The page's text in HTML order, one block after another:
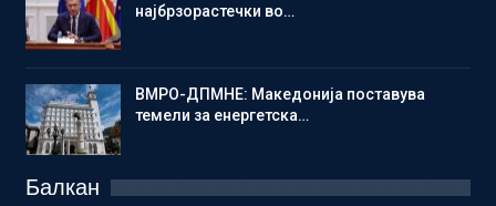
најбрзорастечки во…
ВМРО-ДПМНЕ: Македонија поставува
темели за енергетска…
Балкан